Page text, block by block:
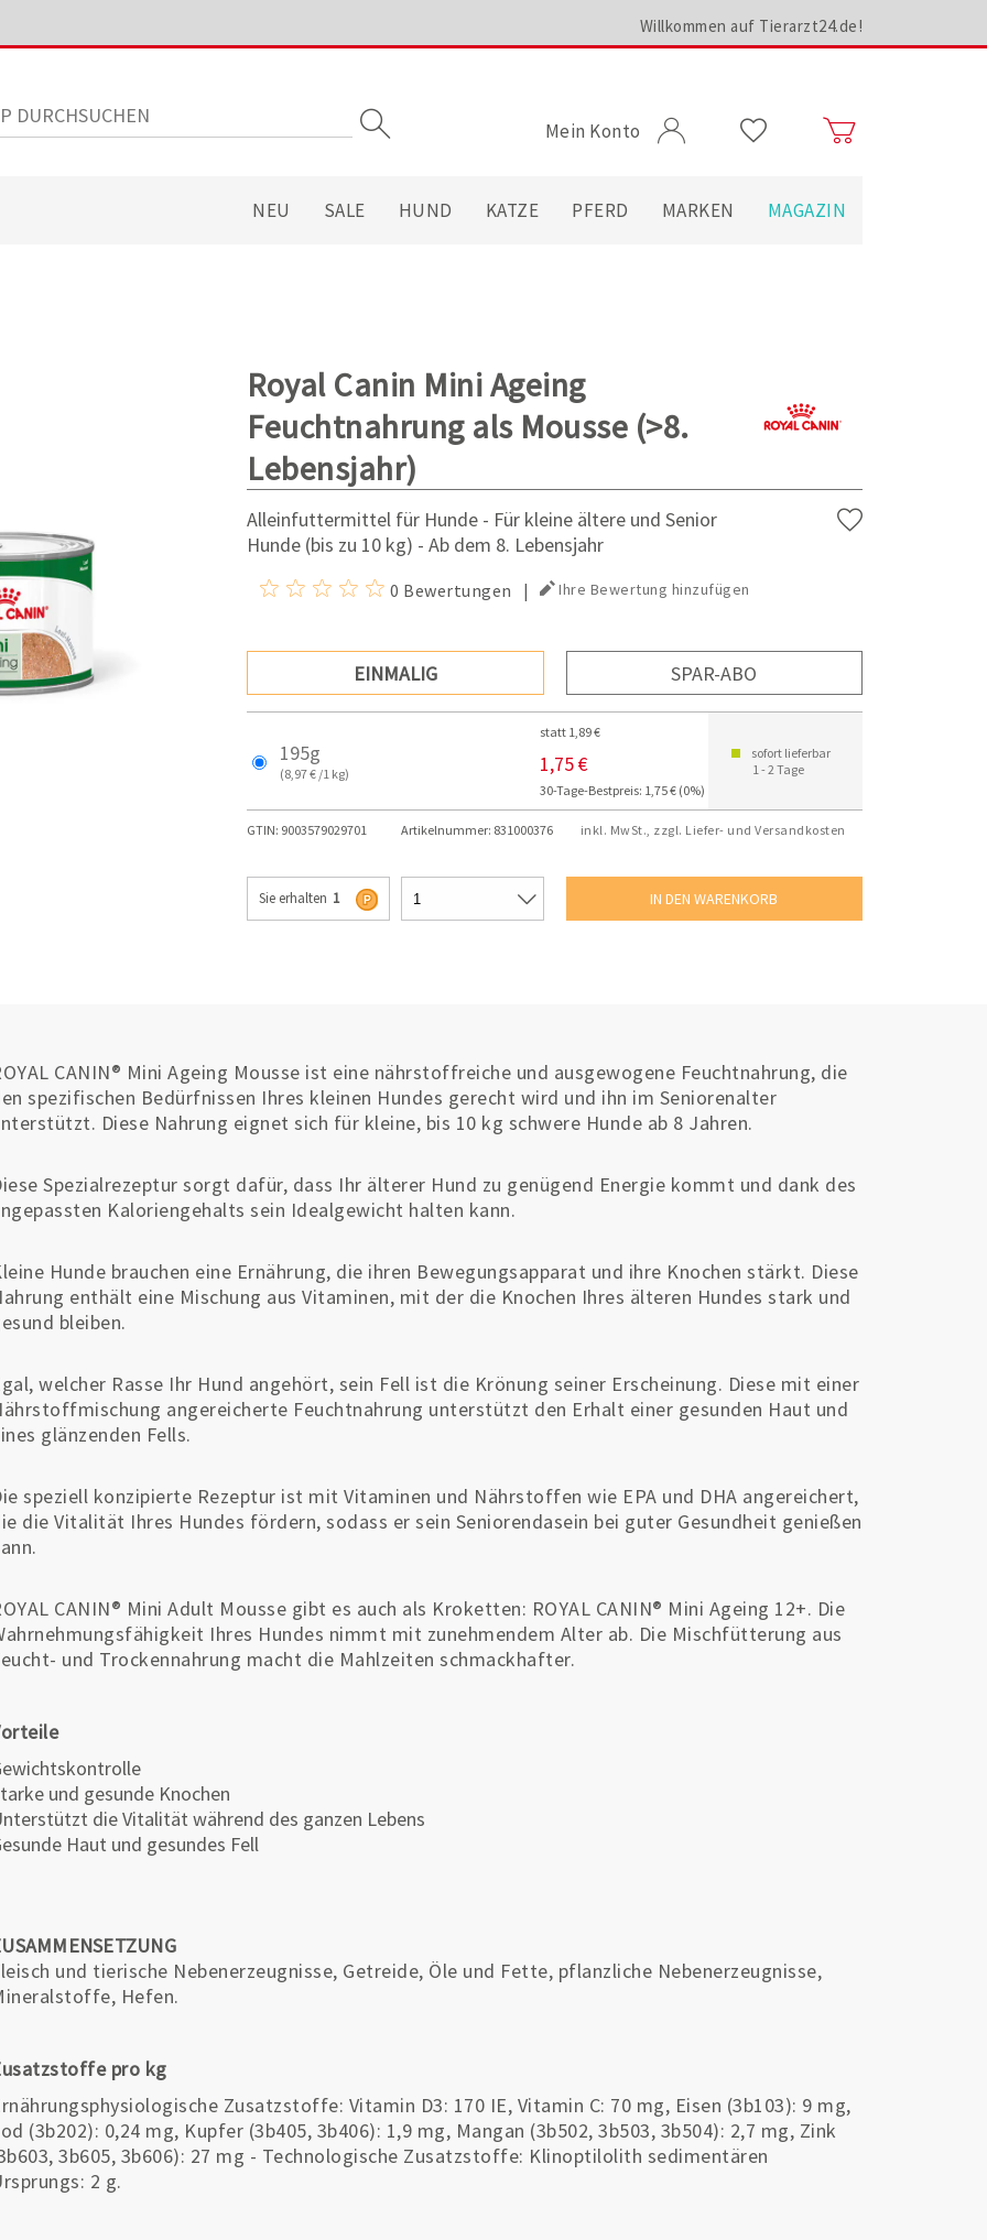
Willkommen auf Tierarzt24.de!
Mein Konto
NEU SALE HUND KATZE PFERD MARKEN MAGAZIN
Royal Canin Mini Ageing
Feuchtnahrung als Mousse (>8.
Lebensjahr)
Alleinfuttermittel für Hunde - Für kleine ältere und Senior
Hunde (bis zu 10 kg) - Ab dem 8. Lebensjahr
0 Bewertungen | Ihre Bewertung hinzufügen
EINMALIG SPAR-ABO
195g
(8,97 € /1 kg)
statt 1,89 €
1,75 €
30-Tage-Bestpreis: 1,75 € (0%)
sofort lieferbar
1 - 2 Tage
GTIN: 9003579029701 Artikelnummer: 831000376 inkl. MwSt., zzgl. Liefer- und Versandkosten
Sie erhalten 1
CANIN® Mini Ageing Mousse ist eine nährstoffreiche und ausgewogene Feuchtnahrung, die
spezifischen Bedürfnissen Ihres kleinen Hundes gerecht wird und ihn im Seniorenalter
Diese Nahrung eignet sich für kleine, bis 10 kg schwere Hunde ab 8 Jahren.
Spezialrezeptur sorgt dafür, dass Ihr älterer Hund zu genügend Energie kommt und dank des
Kaloriengehalts sein Idealgewicht halten kann.
Hunde brauchen eine Ernährung, die ihren Bewegungsapparat und ihre Knochen stärkt. Diese
enthält eine Mischung aus Vitaminen, mit der die Knochen Ihres älteren Hundes stark und
bleiben.
welcher Rasse Ihr Hund angehört, sein Fell ist die Krönung seiner Erscheinung. Diese mit einer
angereicherte Feuchtnahrung unterstützt den Erhalt einer gesunden Haut und
glänzenden Fells.
speziell konzipierte Rezeptur ist mit Vitaminen und Nährstoffen wie EPA und DHA angereichert,
die Vitalität Ihres Hundes fördern, sodass er sein Seniorendasein bei guter Gesundheit genießen
CANIN® Mini Adult Mousse gibt es auch als Kroketten: ROYAL CANIN® Mini Ageing 12+. Die
Ihres Hundes nimmt mit zunehmendem Alter ab. Die Mischfütterung aus
und Trockennahrung macht die Mahlzeiten schmackhafter.
und gesunde Knochen
die Vitalität während des ganzen Lebens
Haut und gesundes Fell
und tierische Nebenerzeugnisse, Getreide, Öle und Fette, pflanzliche Nebenerzeugnisse,
Hefen.
pro kg
Zusatzstoffe: Vitamin D3: 170 IE, Vitamin C: 70 mg, Eisen (3b103): 9 mg,
(3b202): 0,24 mg, Kupfer (3b405, 3b406): 1,9 mg, Mangan (3b502, 3b503, 3b504): 2,7 mg, Zink
3b605, 3b606): 27 mg - Technologische Zusatzstoffe: Klinoptilolith sedimentären
2 g.